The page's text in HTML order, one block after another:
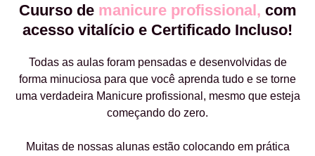
Cuurso de manicure profissional, com
acesso vitalício e Certificado Incluso!
Todas as aulas foram pensadas e desenvolvidas de
forma minuciosa para que você aprenda tudo e se torne
uma verdadeira Manicure profissional, mesmo que esteja
começando do zero.
Muitas de nossas alunas estão colocando em prática